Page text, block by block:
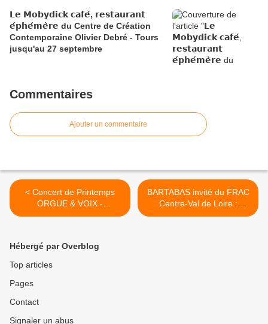
𝗟𝗲 𝗠𝗼𝗯𝘆𝗱𝗶𝗰𝗸 𝗰𝗮𝗳𝗲́, 𝗿𝗲𝘀𝘁𝗮𝘂𝗿𝗮𝗻𝘁
𝗲́𝗽𝗵𝗲́𝗺𝗲̀𝗿𝗲 du Centre de Création
Contemporaine Olivier Debré - Tours
jusqu'au 27 septembre
Commentaires
Ajouter un commentaire
< Concert de Printemps
ORGUE & VOIX -
Dimanche...
BARTABAS invité du FRAC
Centre-Val de Loire :
discussion avec PATRICK
Hébergé par Overblog
Top articles
Pages
Contact
Signaler un abus